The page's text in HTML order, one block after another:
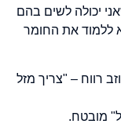
יכולה לשים בהם
ללמוד את החומר
רווח – "צריך מזל
מובטח.